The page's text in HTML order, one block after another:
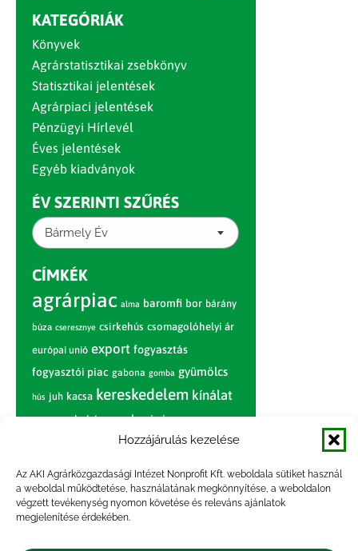
Hozzájárulás kezelése
Az AKI Agrárközgazdasági Intézet Nonprofit Kft. weboldala sütiket használ
a weboldal működtetése, használatának megkönnyítése, a weboldalon
végzett tevékenység nyomon követése és releváns ajánlatok
megjelenítése érdekében.
KATEGÓRIÁK
Könyvek
Agrárstatisztikai zsebkönyv
Statisztikai jelentések
Agrárpiaci jelentések
Pénzügyi Hírlevél
Éves jelentések
Egyéb kiadványok
ÉV SZERINTI SZŰRÉS
Bármely Év
CÍMKÉK
agrárpiac alma baromfi bor bárány
búza cseresznye csirkehús csomagolóhelyi ár
európai unió export fogyasztás
fogyasztói piac gabona gomba gyümölcs
hús juh kacsa kereskedelem kínálat
körte marhahús nagybani piac narancs
nemzetközi árinformációk
paradicsom piac piaci jelentés
pulyka pulykahús sertés sertéshús
szarvasmarha termelés
termelői